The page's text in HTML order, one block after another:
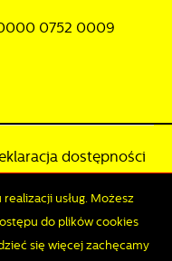
0752 0009
dostępności
Sygnalistausług. Możesz
do plików cookies
się więcej zachęcamy